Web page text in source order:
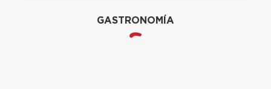
GASTRONOMÍA